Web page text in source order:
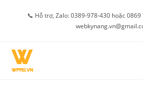
📞 Hỗ trợ, Zalo: 0389-978-430 hoặc